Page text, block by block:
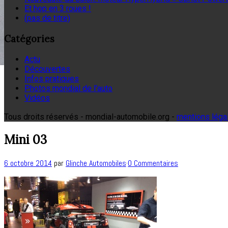
Et hop en 3 roues !
(pas de titre)
Catégories
Actu
Découvertes
Infos pratiques
Photos mondial de l'auto
Vidéos
Tous droits réservés - mondial-automobile.org - mentions
Mini 03
6 octobre 2014 par Glinche Automobiles·0 Commentaires